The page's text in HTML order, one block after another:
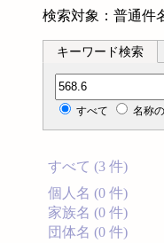
検索対象：普通件
キーワード検索
分類記号検索
すべて 名称
すべて (3 件)
個人名 (0 件)
家族名 (0 件)
団体名 (0 件)